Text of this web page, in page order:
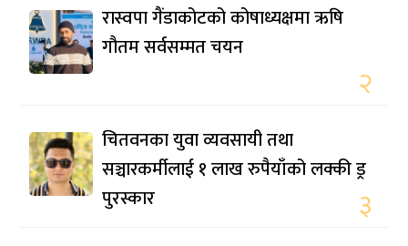
रास्वपा गैंडाकोटको कोषाध्यक्षमा ऋषि
गौतम सर्वसम्मत चयन
२
चितवनका युवा व्यवसायी तथा
सञ्चारकर्मीलाई १ लाख रुपैयाँको लक्की ड्र
पुरस्कार
३